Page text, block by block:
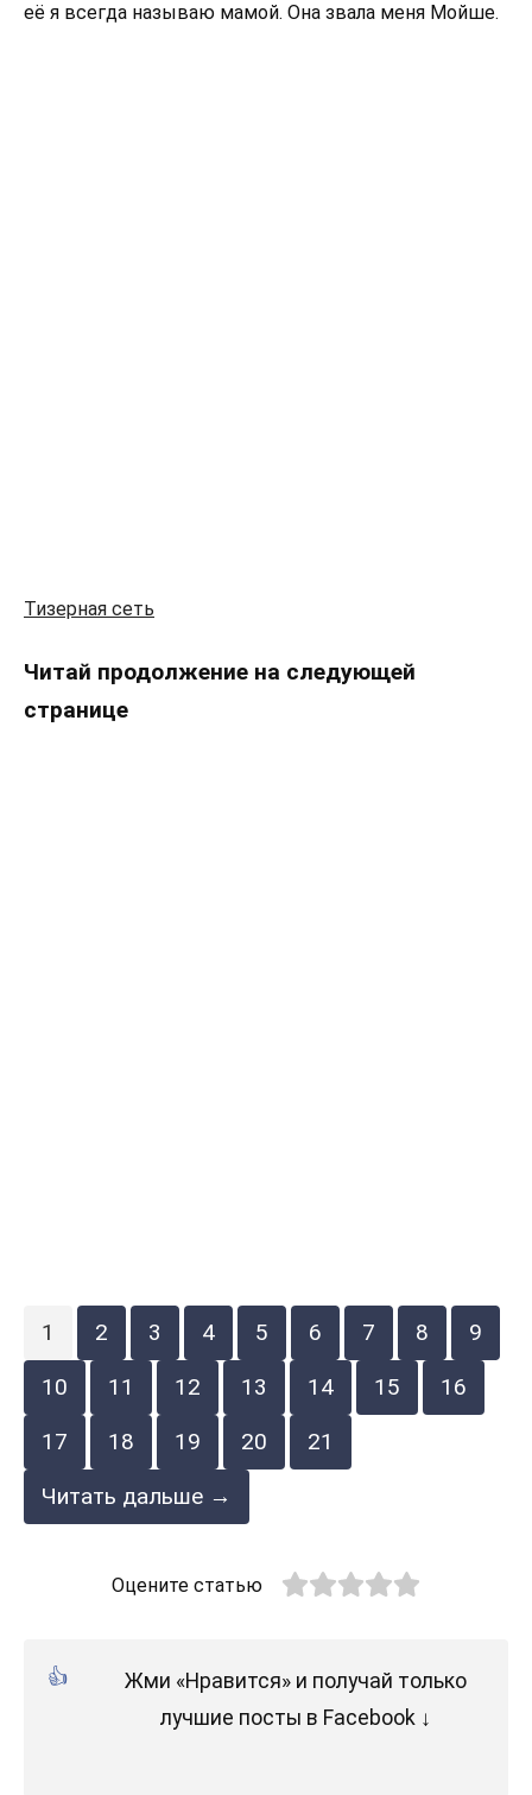
её я всегда называю мамой. Она звала меня Мойше.
Тизерная сеть
Читай продолжение на следующей
странице
1 2 3 4 5 6 7 8
9
10
11 12 13 14 15
16
17
18 19 20
21
Читать дальше →
Оцените статью
Жми «Нравится» и получай только
лучшие посты в Facebook ↓